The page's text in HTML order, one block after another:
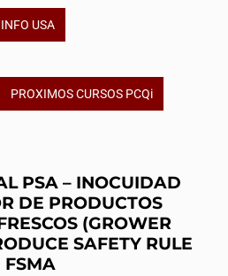
INFO USA
PROXIMOS CURSOS PCQi
PSA – INOCUIDAD
DE PRODUCTOS
(GROWER
SAFETY RULE
FSMA